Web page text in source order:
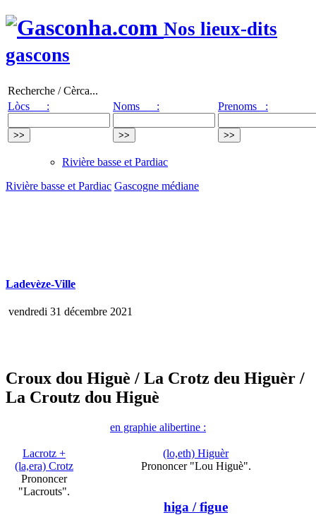
Nos lieux-dits
gascons
Recherche / Cèrca...
Lòcs :
Noms : Prenoms :
Rivière basse et Pardiac
Rivière basse et Pardiac Gascogne médiane
Ladevèze-Ville
vendredi 31 décembre 2021
Croux dou Higuè / La Crotz deu Higuèr /
La Croutz dou Higuè
en graphie alibertine :
Lacrotz +
(la,era) Crotz
Prononcer
"Lacrouts".
(lo,eth) Higuèr
Prononcer "Lou Higuè".
higa / figue